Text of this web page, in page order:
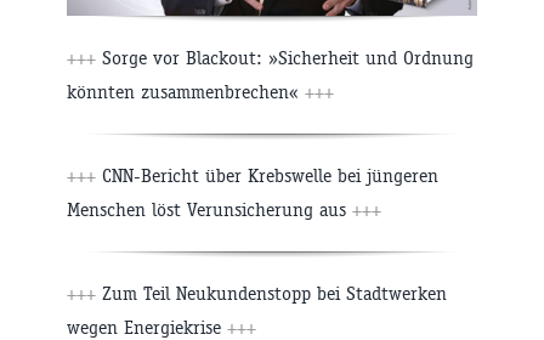
+++ Sorge vor Blackout: »Sicherheit und Ordnung
könnten zusammenbrechen« +++
+++ CNN-Bericht über Krebswelle bei jüngeren
Menschen löst Verunsicherung aus +++
+++ Zum Teil Neukundenstopp bei Stadtwerken
wegen Energiekrise +++